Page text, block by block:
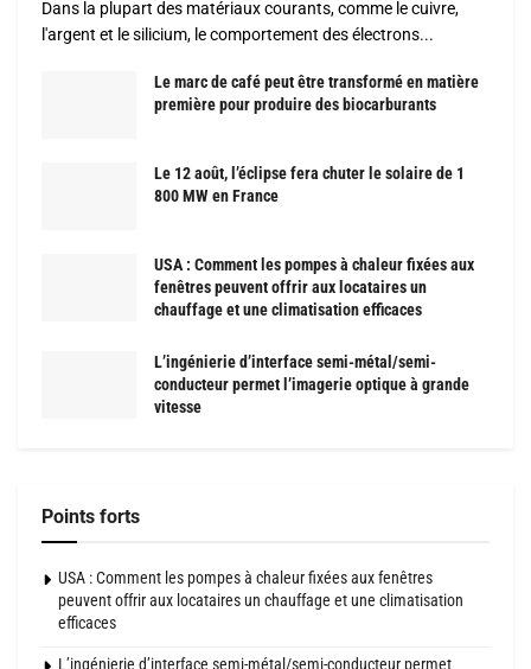
Dans la plupart des matériaux courants, comme le cuivre,
l'argent et le silicium, le comportement des électrons...
Le marc de café peut être transformé en matière
première pour produire des biocarburants
Le 12 août, l’éclipse fera chuter le solaire de 1
800 MW en France
USA : Comment les pompes à chaleur fixées aux
fenêtres peuvent offrir aux locataires un
chauffage et une climatisation efficaces
L’ingénierie d’interface semi-métal/semi-
conducteur permet l’imagerie optique à grande
vitesse
Points forts
USA : Comment les pompes à chaleur fixées aux fenêtres
peuvent offrir aux locataires un chauffage et une climatisation
efficaces
L’ingénierie d’interface semi-métal/semi-conducteur permet